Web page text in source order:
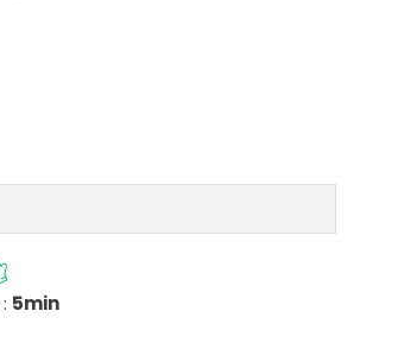
5min